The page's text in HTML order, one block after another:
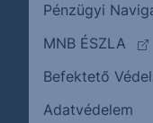
Pénzügyi
MNB ÉSZLA
Befektető
Adatvédelem